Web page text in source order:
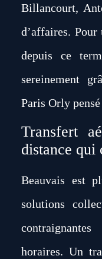
Billancourt,
d’affaires.
depuis ce
sereinement
Paris Orly
Transfert
distance qui
Beauvais est
solutions
horaires. Un